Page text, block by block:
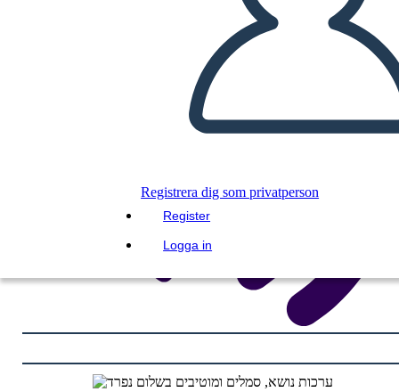
Registrera dig som privatperson
Register
Logga in